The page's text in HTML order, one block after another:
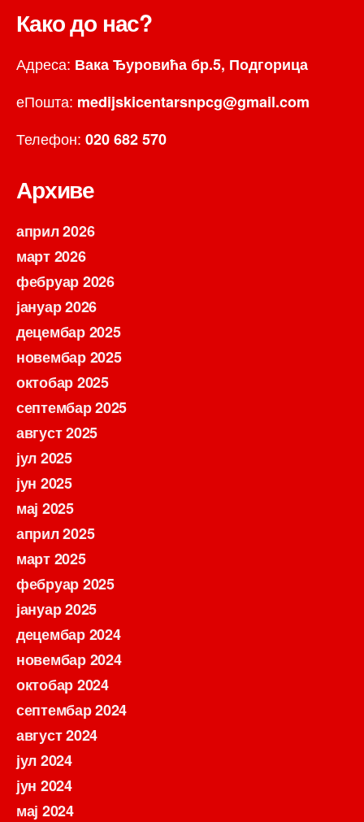
Како до нас?
Адреса: Вака Ђуровића бр.5, Подгорица
еПошта: medijskicentarsnpcg@gmail.com
Телефон: 020 682 570
Архиве
април 2026
март 2026
фебруар 2026
јануар 2026
децембар 2025
новембар 2025
октобар 2025
септембар 2025
август 2025
јул 2025
јун 2025
мај 2025
април 2025
март 2025
фебруар 2025
јануар 2025
децембар 2024
новембар 2024
октобар 2024
септембар 2024
август 2024
јул 2024
јун 2024
мај 2024